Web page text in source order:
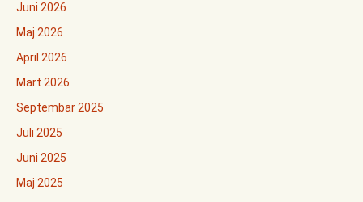
Juni 2026
Maj 2026
April 2026
Mart 2026
Septembar 2025
Juli 2025
Juni 2025
Maj 2025